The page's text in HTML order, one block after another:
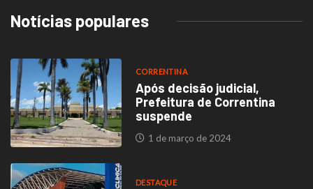
Notícias populares
CORRENTINA
Após decisão judicial,
Prefeitura de Correntina
suspende
1 de março de 2024
DESTAQUE